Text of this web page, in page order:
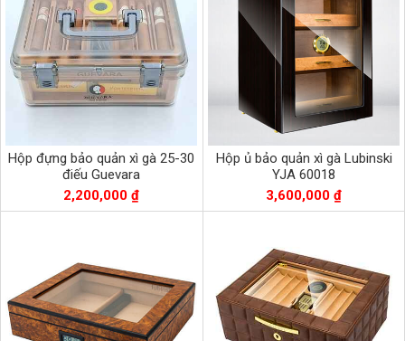
Hộp đựng bảo quản xì gà 25-30
điếu Guevara
2,200,000 ₫
Hộp ủ bảo quản xì gà Lubinski
YJA 60018
3,600,000 ₫